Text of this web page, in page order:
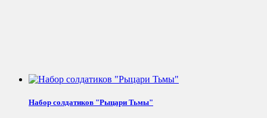
Набор солдатиков "Рыцари Тьмы"